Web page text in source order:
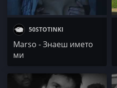
50STOTINKI
Marso - Знаеш името
ми